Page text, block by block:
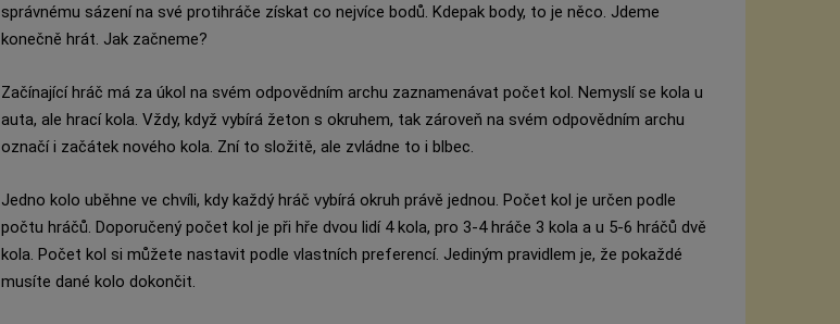
správnému sázení na své protihráče získat co nejvíce bodů. Kdepak body, to je něco. Jdeme
konečně hrát. Jak začneme?
Začínající hráč má za úkol na svém odpovědním archu zaznamenávat počet kol. Nemyslí se kola u
auta, ale hrací kola. Vždy, když vybírá žeton s okruhem, tak zároveň na svém odpovědním archu
označí i začátek nového kola. Zní to složitě, ale zvládne to i blbec.
Jedno kolo uběhne ve chvíli, kdy každý hráč vybírá okruh právě jednou. Počet kol je určen podle
počtu hráčů. Doporučený počet kol je při hře dvou lidí 4 kola, pro 3-4 hráče 3 kola a u 5-6 hráčů dvě
kola. Počet kol si můžete nastavit podle vlastních preferencí. Jediným pravidlem je, že pokaždé
musíte dané kolo dokončit.